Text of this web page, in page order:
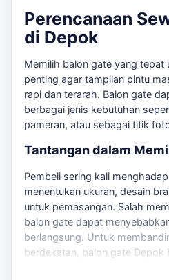
Perencanaan
di Depok
Memilih balon gate yang tepat
penting agar tampilan pintu
rapi dan terarah. Balon gate
berbagai jenis kebutuhan
pameran, atau sebagai titik
Tantangan dalam
Pembeli sering kali
menentukan ukuran, desain
untuk pemasangan. Salah
balon gate dapat
berlangsung. Untuk
berdekatan, balon gate Depok